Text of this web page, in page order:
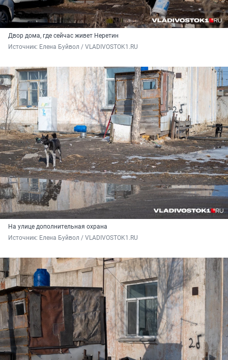
Двор дома, где сейчас живет Неретин
Источник: Елена Буйвол / VLADIVOSTOK1.RU
На улице дополнительная охрана
Источник: Елена Буйвол / VLADIVOSTOK1.RU